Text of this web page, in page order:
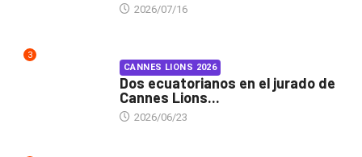
2026/07/16
3
CANNES LIONS 2026
Dos ecuatorianos en el jurado de
Cannes Lions...
2026/06/23